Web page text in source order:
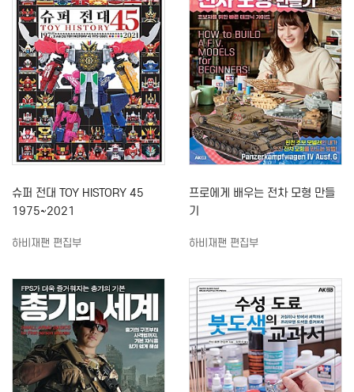
슈퍼 전대 TOY HISTORY 45
1975~2021
하비재팬 편집부
프로에게 배우는 전차 모형 만들
기
하비재팬 편집부